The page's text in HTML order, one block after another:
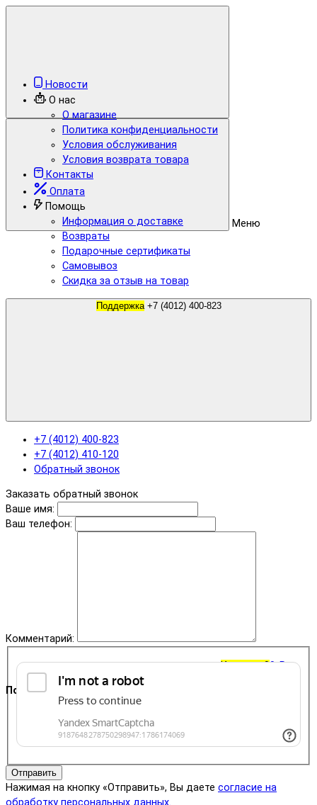
Меню
Корзина 00 ₽
Поддержка
Новости
О нас
О магазине
Политика конфиденциальности
Условия обслуживания
Условия возврата товара
Контакты
Оплата
Помощь
Информация о доставке
Возвраты
Подарочные сертификаты
Самовывоз
Скидка за отзыв на товар
Поддержка +7 (4012) 400-823
+7 (4012) 400-823
+7 (4012) 410-120
Обратный звонок
Заказать обратный звонок
Ваше имя:
Ваш телефон:
Комментарий:
Отправить
Нажимая на кнопку «Отправить», Вы даете согласие на
обработку персональных данных.